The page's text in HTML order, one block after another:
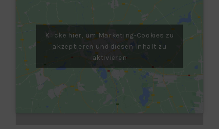
Klicke hier, um Marketing-Cookies zu
akzeptieren und diesen Inhalt zu
aktivieren